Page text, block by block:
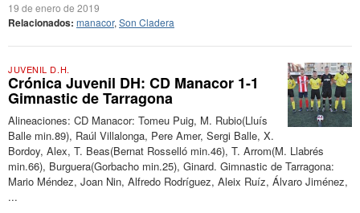
19 de enero de 2019
Relacionados: manacor, Son Cladera
JUVENIL D.H.
Crónica Juvenil DH: CD Manacor 1-1
Gimnastic de Tarragona
Alineaciones: CD Manacor: Tomeu Puig, M. Rubio(Lluís
Balle min.89), Raúl Villalonga, Pere Amer, Sergi Balle, X.
Bordoy, Alex, T. Beas(Bernat Rosselló min.46), T. Arrom(M. Llabrés
min.66), Burguera(Gorbacho min.25), Ginard. Gimnastic de Tarragona:
Mario Méndez, Joan Nin, Alfredo Rodríguez, Aleix Ruíz, Álvaro Jiménez,
...